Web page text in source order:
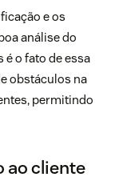
e os
análise do
o fato de essa
obstáculos na
permitindo
ao cliente